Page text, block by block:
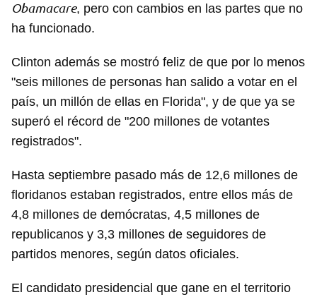
Obamacare, pero con cambios en las partes que no
ha funcionado.
Clinton además se mostró feliz de que por lo menos
"seis millones de personas han salido a votar en el
país, un millón de ellas en Florida", y de que ya se
superó el récord de "200 millones de votantes
registrados".
Hasta septiembre pasado más de 12,6 millones de
floridanos estaban registrados, entre ellos más de
4,8 millones de demócratas, 4,5 millones de
republicanos y 3,3 millones de seguidores de
partidos menores, según datos oficiales.
El candidato presidencial que gane en el territorio